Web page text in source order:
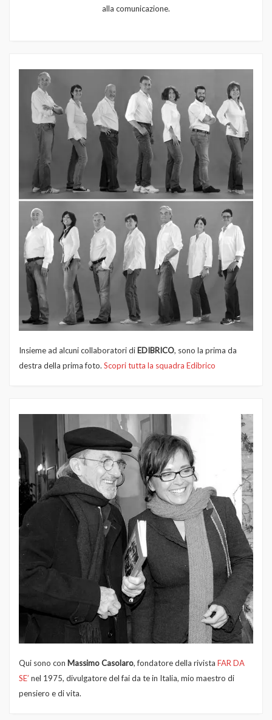
alla comunicazione.
Insieme ad alcuni collaboratori di EDIBRICO, sono la prima da
destra della prima foto. Scopri tutta la squadra Edibrico
Qui sono con Massimo Casolaro, fondatore della rivista FAR DA
SE’ nel 1975, divulgatore del fai da te in Italia, mio maestro di
pensiero e di vita.